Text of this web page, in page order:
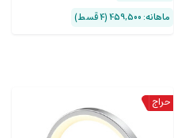
ماهانه: 459,500 (۴ قسط)